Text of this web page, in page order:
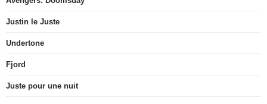
Justin le Juste
Undertone
Fjord
Juste pour une nuit